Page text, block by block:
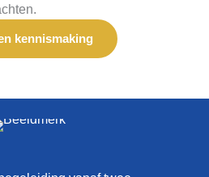
kennismaking